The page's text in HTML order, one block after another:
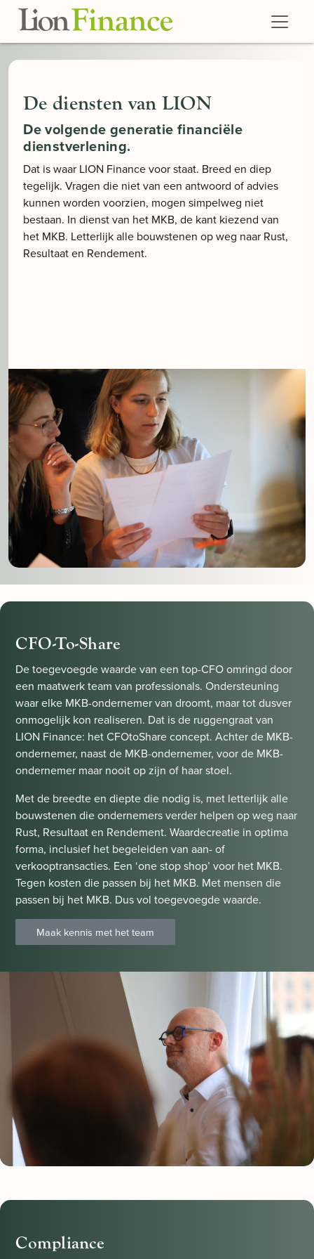
Skip to main content
De diensten van LION
De volgende generatie financiële
dienstverlening.
Dat is waar LION Finance voor staat. Breed en diep
tegelijk. Vragen die niet van een antwoord of advies
kunnen worden voorzien, mogen simpelweg niet
bestaan. In dienst van het MKB, de kant kiezend van
het MKB. Letterlijk alle bouwstenen op weg naar Rust,
Resultaat en Rendement.
CFO-To-Share
De toegevoegde waarde van een top-CFO omringd door
een maatwerk team van professionals. Ondersteuning
waar elke MKB-ondernemer van droomt, maar tot dusver
onmogelijk kon realiseren. Dat is de ruggengraat van
LION Finance: het CFOtoShare concept. Achter de MKB-
ondernemer, naast de MKB-ondernemer, voor de MKB-
ondernemer maar nooit op zijn of haar stoel.
Met de breedte en diepte die nodig is, met letterlijk alle
bouwstenen die ondernemers verder helpen op weg naar
Rust, Resultaat en Rendement. Waardecreatie in optima
forma, inclusief het begeleiden van aan- of
verkooptransacties. Een ‘one stop shop’ voor het MKB.
Tegen kosten die passen bij het MKB. Met mensen die
passen bij het MKB. Dus vol toegevoegde waarde.
Maak kennis met het team
Compliance